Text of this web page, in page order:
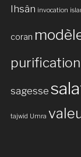
Ihsân invocation
coran
purification
sagesse
tajwid Umra